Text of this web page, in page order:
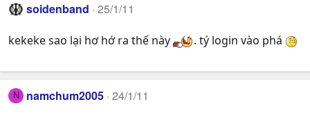
soidenband 25/1/11
kekeke sao lại hơ hớ ra thế này . tý login vào phá
N namchum2005 24/1/11